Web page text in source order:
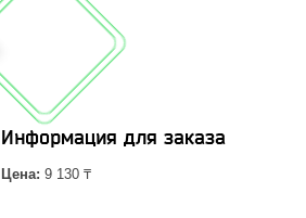
Информация для заказа
Цена: 9 130 ₸